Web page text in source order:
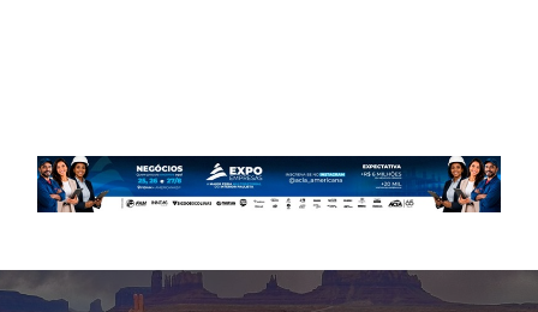
Tivoli recebe